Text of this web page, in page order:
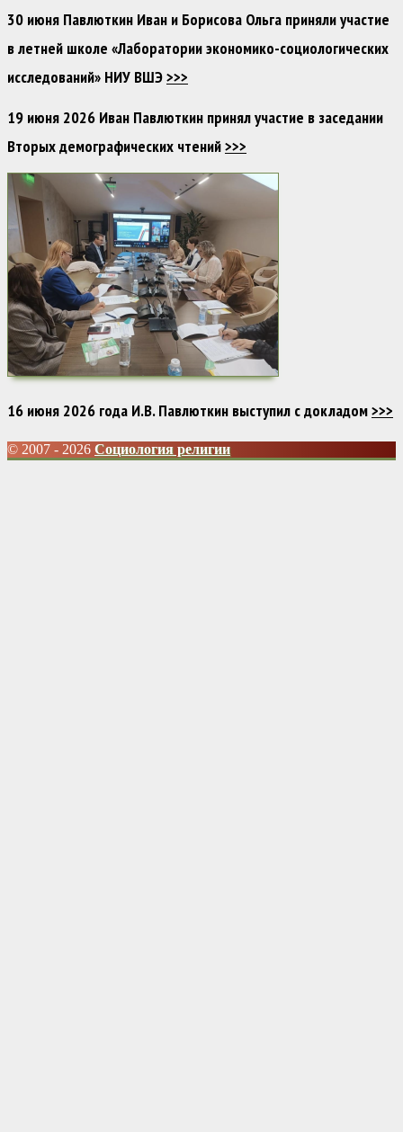
30 июня Павлюткин Иван и Борисова Ольга приняли участие
в летней школе «Лаборатории экономико-социологических
исследований» НИУ ВШЭ>>>
19 июня 2026 Иван Павлюткин принял участие в заседании
Вторых демографических чтений>>>
16 июня 2026 года И.В. Павлюткин выступил с докладом>>>
© 2007 - 2026 Социология религии